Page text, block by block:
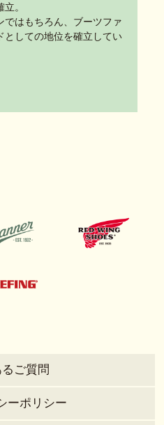
。
ではもちろん、ブーツファ
としての地位を確立してい
ご質問
ーポリシー